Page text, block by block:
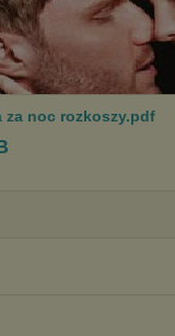
za noc rozkoszy.pdf